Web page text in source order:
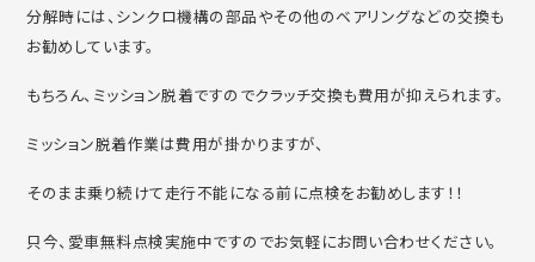
分解時には、シンクロ機構の部品やその他のベアリングなどの交換も
お勧めしています。
もちろん、ミッション脱着ですのでクラッチ交換も費用が抑えられます。
ミッション脱着作業は費用が掛かりますが、
そのまま乗り続けて走行不能になる前に点検をお勧めします！！
只今、愛車無料点検実施中ですのでお気軽にお問い合わせください。